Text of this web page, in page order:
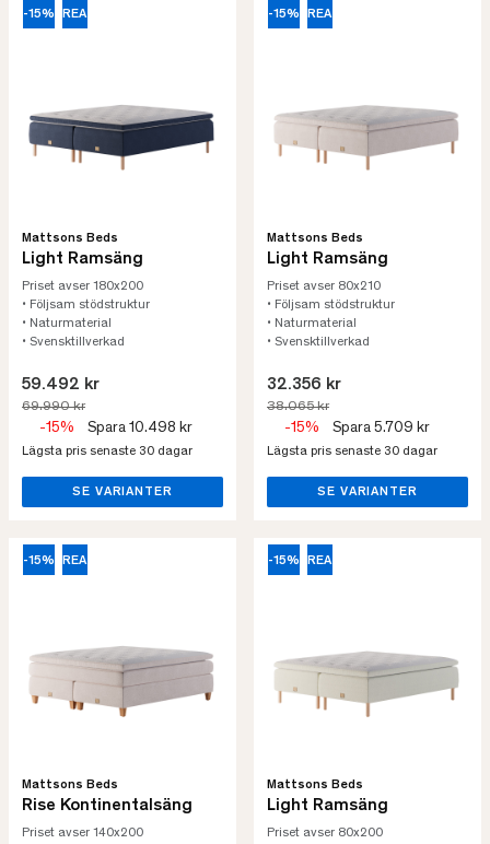
-15% REA
Mattsons Beds
Light Ramsäng
Priset avser 180x200
• Följsam stödstruktur
• Naturmaterial
• Svensktillverkad
59.492 kr
69.990 kr
-15% Spara 10.498 kr
Lägsta pris senaste 30 dagar
SE VARIANTER
-15% REA
Mattsons Beds
Light Ramsäng
Priset avser 80x210
• Följsam stödstruktur
• Naturmaterial
• Svensktillverkad
32.356 kr
38.065 kr
-15% Spara 5.709 kr
Lägsta pris senaste 30 dagar
SE VARIANTER
-15% REA
Mattsons Beds
Rise Kontinentalsäng
Priset avser 140x200
-15% REA
Mattsons Beds
Light Ramsäng
Priset avser 80x200